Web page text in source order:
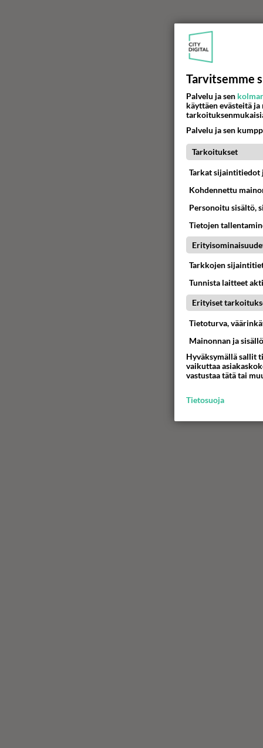
Tarvitsemme
Palvelu ja sen
käyttäen evästeitä
Palvelu ja sen
Tarkoitukset
Tarkat sijaintitiedot
Kohdennettu
Personoitu sisältö,
Tietojen
Tarkkojen
Tunnista laitteet
Erityiset
Tietoturva,
Mainonnan ja
Hyväksymällä sallit
vaikuttaa
vastustaa tätä tai
Tietosuoja